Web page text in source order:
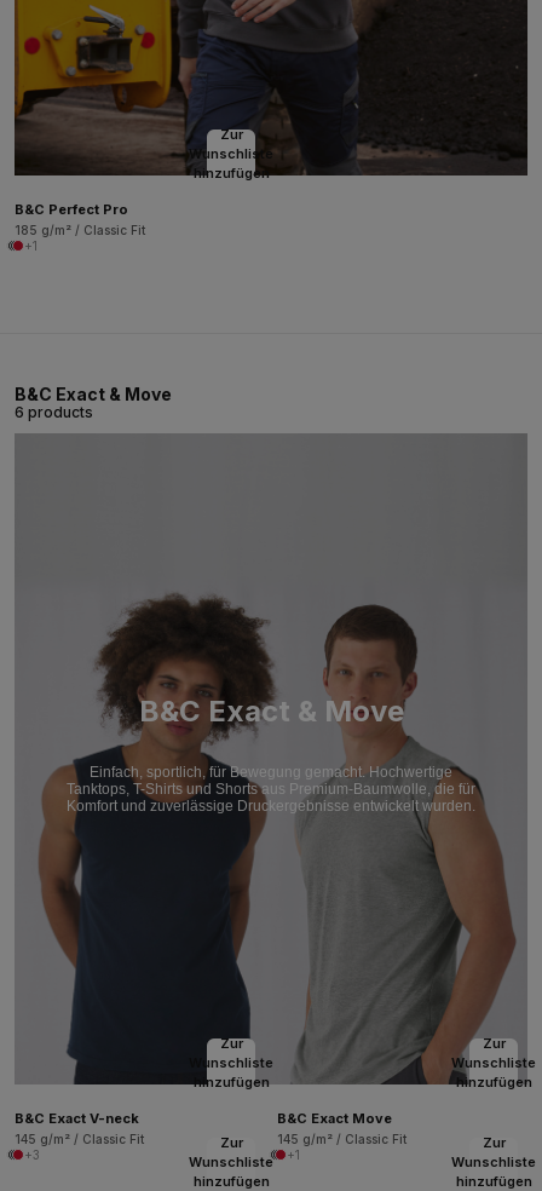
Zur
Wunschliste
hinzufügen
B&C Perfect Pro
185 g/m² / Classic Fit
+1
B&C Exact & Move
6 products
B&C Exact & Move
Einfach, sportlich, für Bewegung gemacht. Hochwertige
Tanktops, T-Shirts und Shorts aus Premium-Baumwolle, die für
Komfort und zuverlässige Druckergebnisse entwickelt wurden.
Zur
Wunschliste
hinzufügen
B&C Exact V-neck
145 g/m² / Classic Fit
+3
Zur
Wunschliste
hinzufügen
B&C Exact Move
145 g/m² / Classic Fit
+1
Zur
Wunschliste
hinzufügen
Zur
Wunschliste
hinzufügen